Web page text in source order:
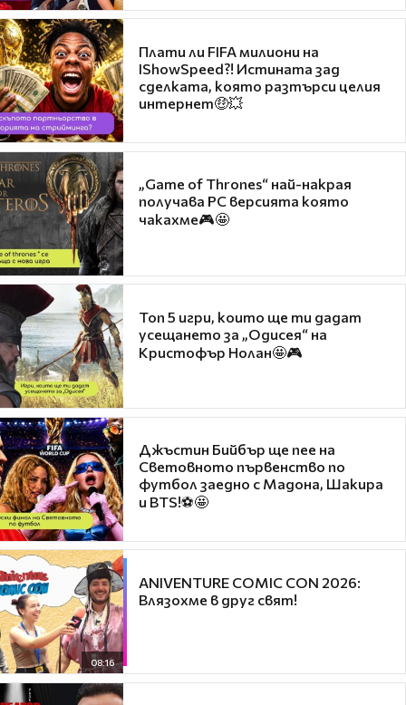
Плати ли FIFA милиони на
IShowSpeed?! Истината зад
сделката, която разтърси целия
интернет🤑💥
„Game of Thrones“ най-накрая
получава PC версията която
чакахме🎮🤩
Топ 5 игри, които ще ти дадат
усещането за „Одисея“ на
Кристофър Нолан🤩🎮
Джъстин Бийбър ще пее на
Световното първенство по
футбол заедно с Мадона, Шакира
и BTS!⚽🤩
08:16
ANIVENTURE COMIC CON 2026:
Влязохме в друг свят!